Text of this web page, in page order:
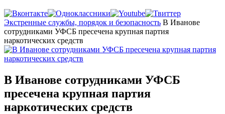
Главная
Экстренные службы, порядок и безопасность В Иванове
сотрудниками УФСБ пресечена крупная партия
наркотических средств
В Иванове сотрудниками УФСБ
пресечена крупная партия
наркотических средств